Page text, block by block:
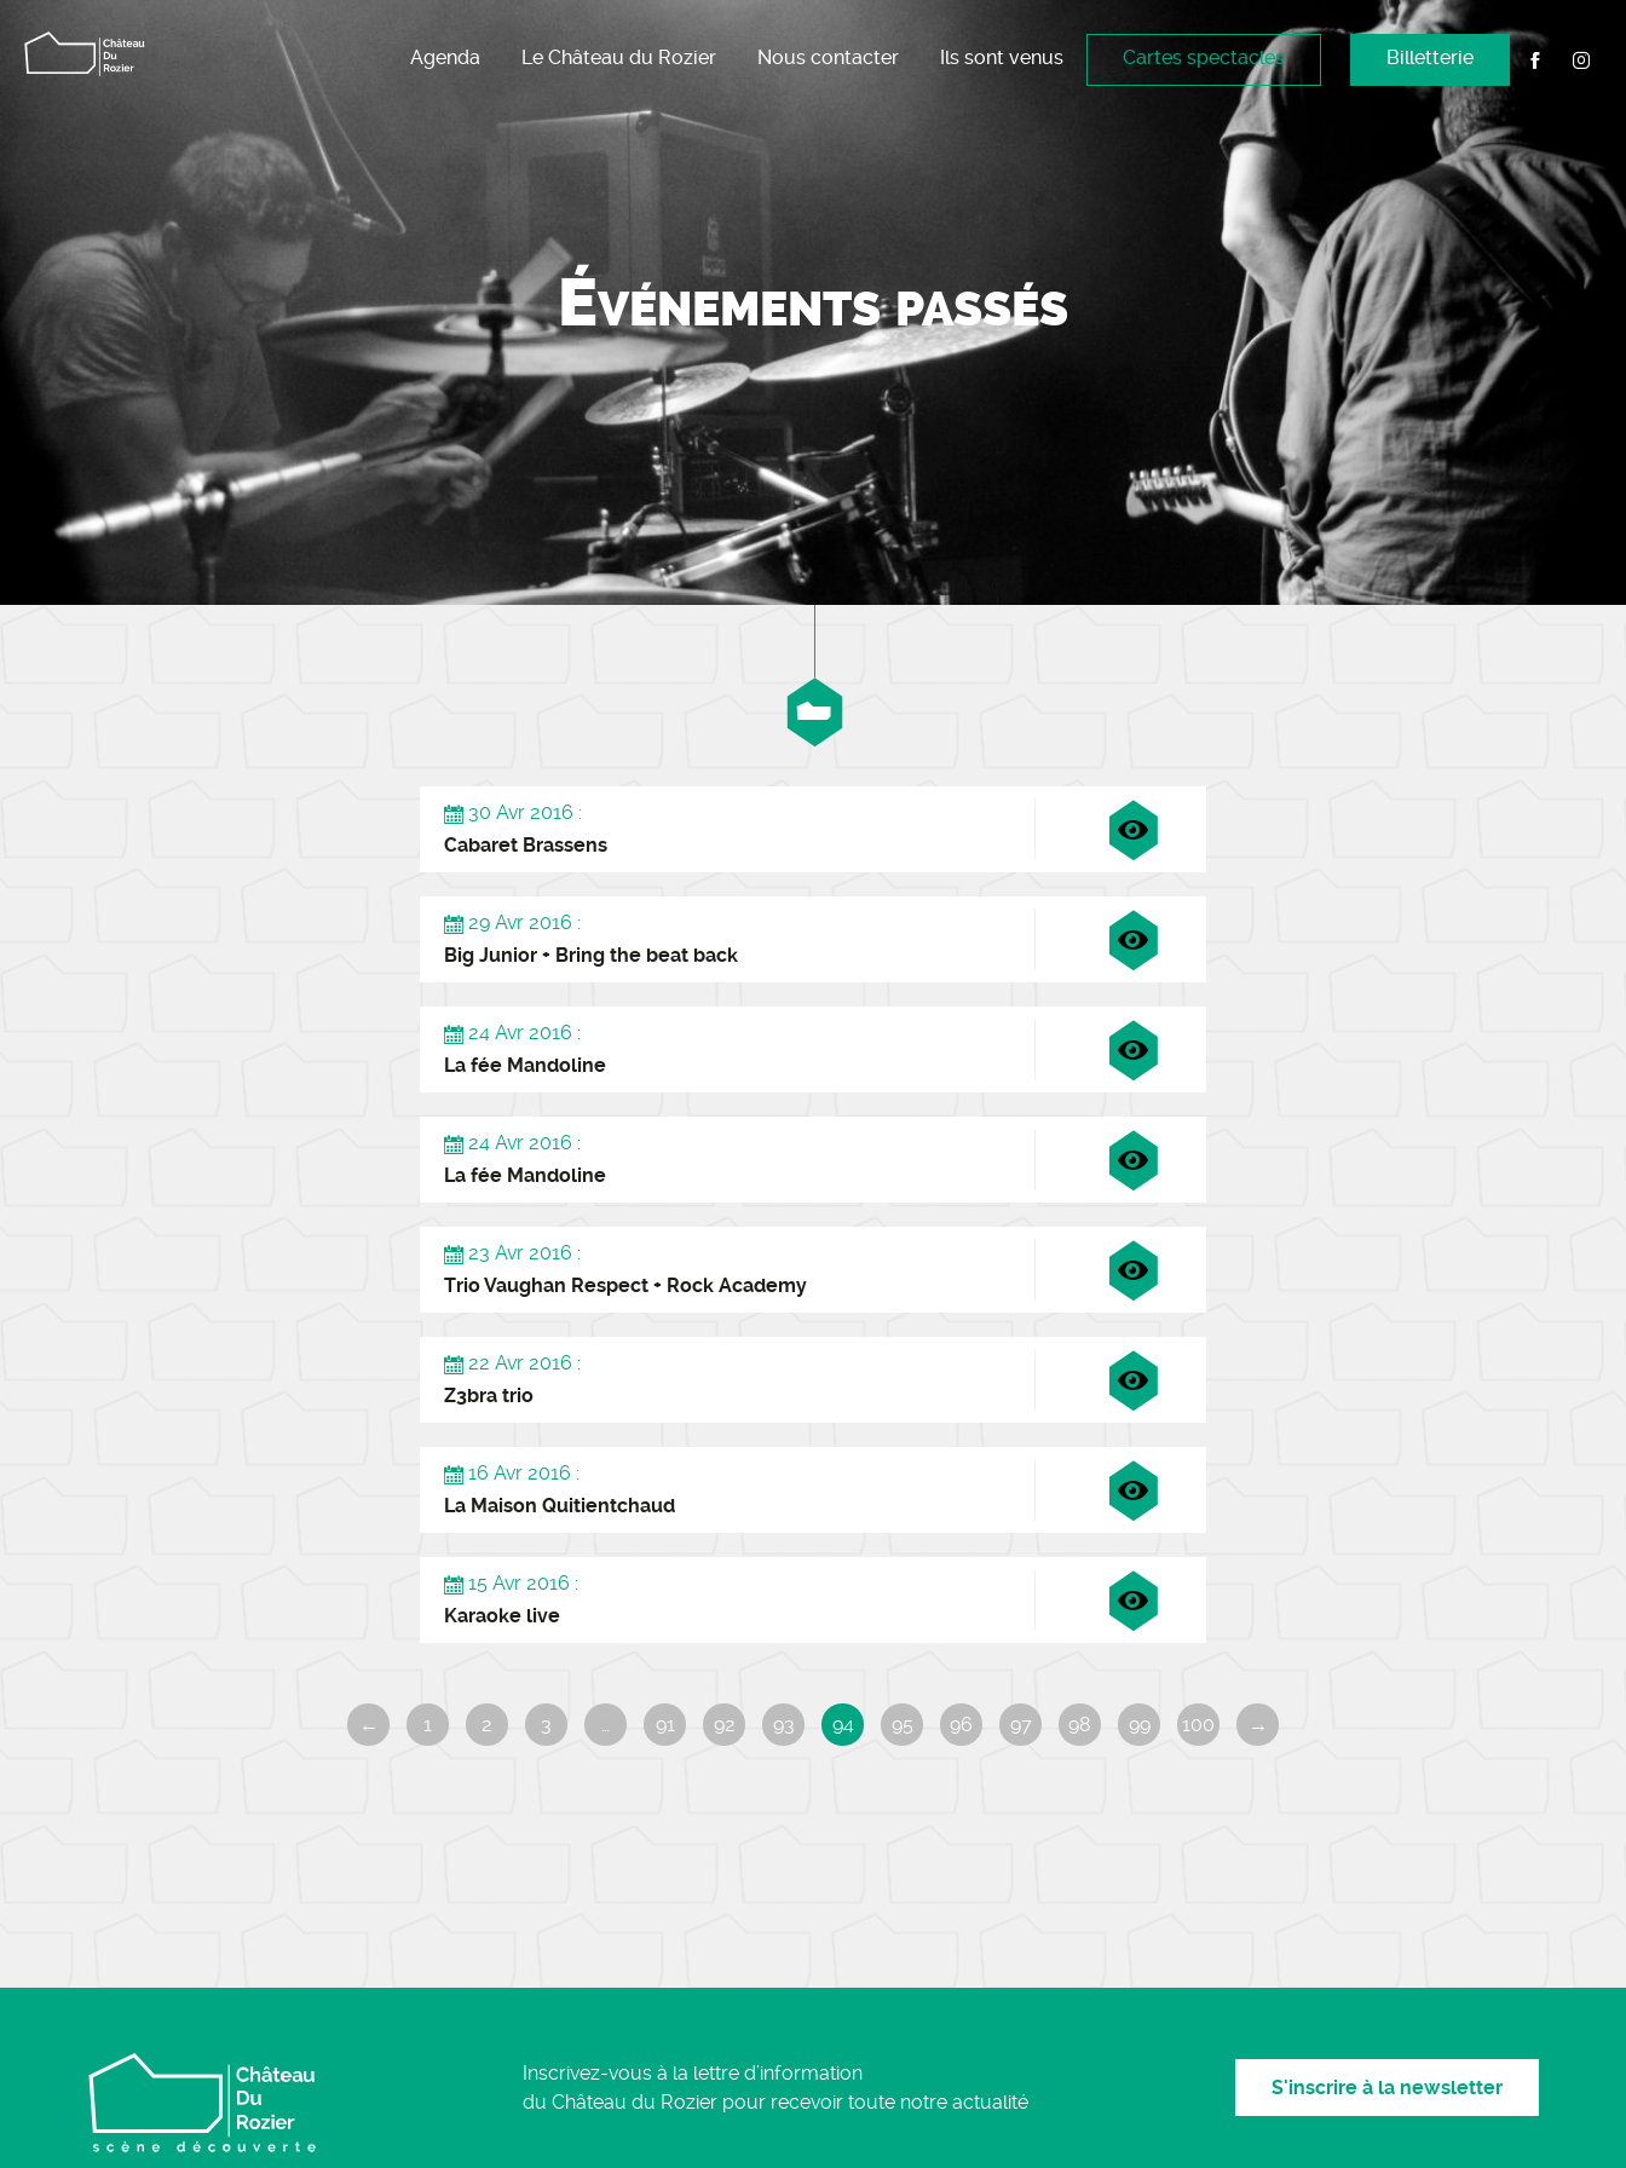
Agenda Le Château du Rozier Nous contacter Ils sont venus Cartes spectacles Billetterie
Événements passés
30 Avr 2016 :
Cabaret Brassens
29 Avr 2016 :
Big Junior + Bring the beat back
24 Avr 2016 :
La fée Mandoline
24 Avr 2016 :
La fée Mandoline
23 Avr 2016 :
Trio Vaughan Respect + Rock Academy
22 Avr 2016 :
Z3bra trio
16 Avr 2016 :
La Maison Quitientchaud
15 Avr 2016 :
Karaoke live
← 1 2 3 … 91 92 93 94 95 96 97 98 99 100 →
Inscrivez-vous à la lettre d’information
du Château du Rozier pour recevoir toute notre actualité
S'inscrire à la newsletter